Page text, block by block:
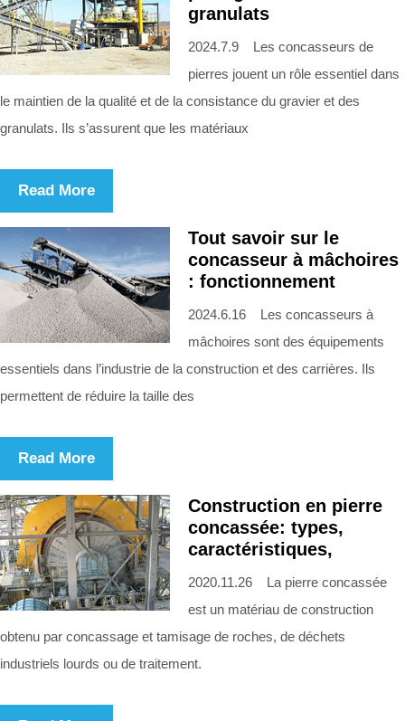
granulats
2024.7.9 Les concasseurs de
pierres jouent un rôle essentiel dans
le maintien de la qualité et de la consistance du gravier et des
granulats. Ils s’assurent que les matériaux
Read More
Tout savoir sur le
concasseur à mâchoires
: fonctionnement
2024.6.16 Les concasseurs à
mâchoires sont des équipements
essentiels dans l’industrie de la construction et des carrières. Ils
permettent de réduire la taille des
Read More
Construction en pierre
concassée: types,
caractéristiques,
2020.11.26 La pierre concassée
est un matériau de construction
obtenu par concassage et tamisage de roches, de déchets
industriels lourds ou de traitement.